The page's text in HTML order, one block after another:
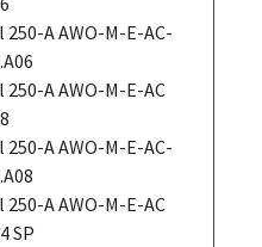
250-A AWO-M-E-AC-
250-A AWO-M-E-AC
250-A AWO-M-E-AC-
250-A AWO-M-E-AC
SP